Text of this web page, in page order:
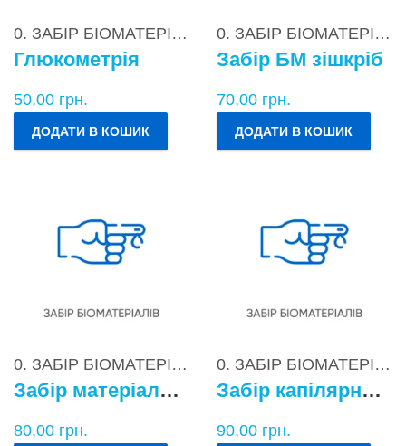
0. ЗАБІР БІОМАТЕРІАЛІВ
Глюкометрія
50,00 грн.
ДОДАТИ В КОШИК
0. ЗАБІР БІОМАТЕРІАЛІВ
Забір БМ зішкріб
70,00 грн.
ДОДАТИ В КОШИК
0. ЗАБІР БІОМАТЕРІАЛІВ
Забір матеріалу для бактеріологічних досліджень
80,00 грн.
0. ЗАБІР БІОМАТЕРІАЛІВ
Забір капілярної крові
90,00 грн.